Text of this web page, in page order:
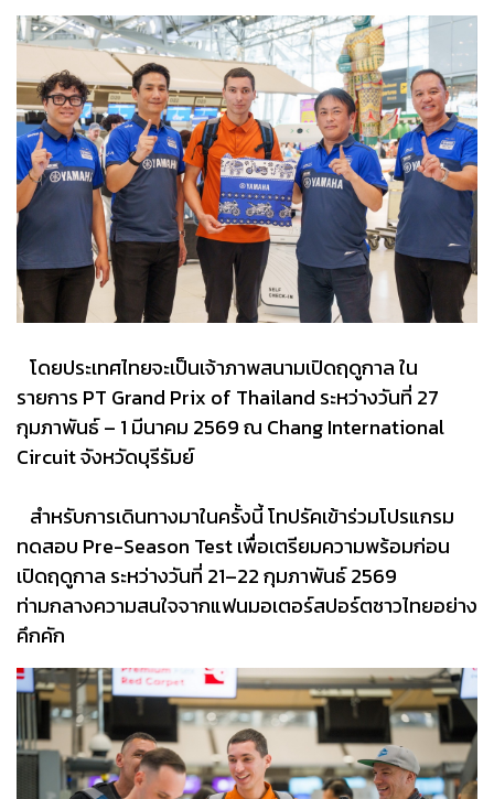
โดยประเทศไทยจะเป็นเจ้าภาพสนามเปิดฤดูกาล ใน
รายการ PT Grand Prix of Thailand ระหว่างวันที่ 27
กุมภาพันธ์ – 1 มีนาคม 2569 ณ Chang International
Circuit จังหวัดบุรีรัมย์
สำหรับการเดินทางมาในครั้งนี้ โทปรัคเข้าร่วมโปรแกรม
ทดสอบ Pre-Season Test เพื่อเตรียมความพร้อมก่อน
เปิดฤดูกาล ระหว่างวันที่ 21–22 กุมภาพันธ์ 2569
ท่ามกลางความสนใจจากแฟนมอเตอร์สปอร์ตชาวไทยอย่าง
คึกคัก